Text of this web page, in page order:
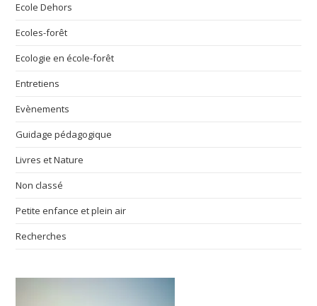
Ecole Dehors
Ecoles-forêt
Ecologie en école-forêt
Entretiens
Evènements
Guidage pédagogique
Livres et Nature
Non classé
Petite enfance et plein air
Recherches